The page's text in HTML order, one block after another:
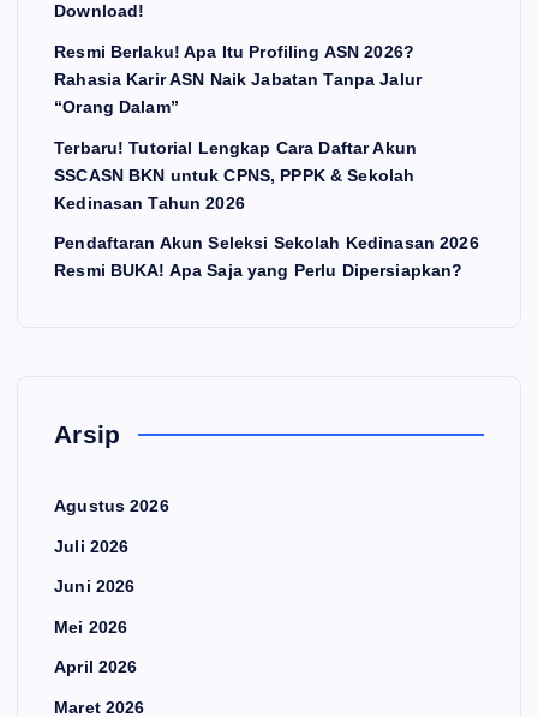
Download!
Resmi Berlaku! Apa Itu Profiling ASN 2026?
Rahasia Karir ASN Naik Jabatan Tanpa Jalur
“Orang Dalam”
Terbaru! Tutorial Lengkap Cara Daftar Akun
SSCASN BKN untuk CPNS, PPPK & Sekolah
Kedinasan Tahun 2026
Pendaftaran Akun Seleksi Sekolah Kedinasan 2026
Resmi BUKA! Apa Saja yang Perlu Dipersiapkan?
Arsip
Agustus 2026
Juli 2026
Juni 2026
Mei 2026
April 2026
Maret 2026